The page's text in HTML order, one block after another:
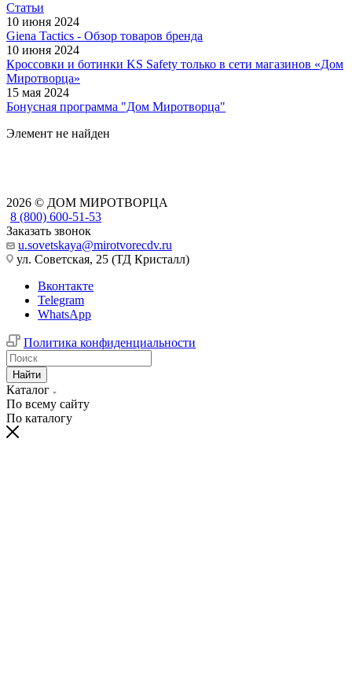
Статьи
10 июня 2024
Giena Tactics - Обзор товаров бренда
10 июня 2024
Кроссовки и ботинки KS Safety только в сети магазинов «Дом
Миротворца»
15 мая 2024
Бонусная программа "Дом Миротворца"
Элемент не найден
2026 © ДОМ МИРОТВОРЦА
8 (800) 600-51-53
Заказать звонок
u.sovetskaya@mirotvorecdv.ru
ул. Советская, 25 (ТД Кристалл)
Вконтакте
Telegram
WhatsApp
Политика конфиденциальности
Найти
Каталог
По всему сайту
По каталогу